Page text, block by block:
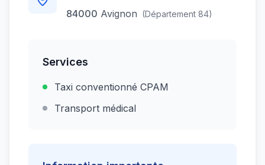
84000 Avignon (Département 84)
Services
Taxi conventionné CPAM
Transport médical